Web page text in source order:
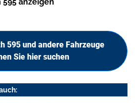
595 und andere Fahrzeuge
Sie hier suchen